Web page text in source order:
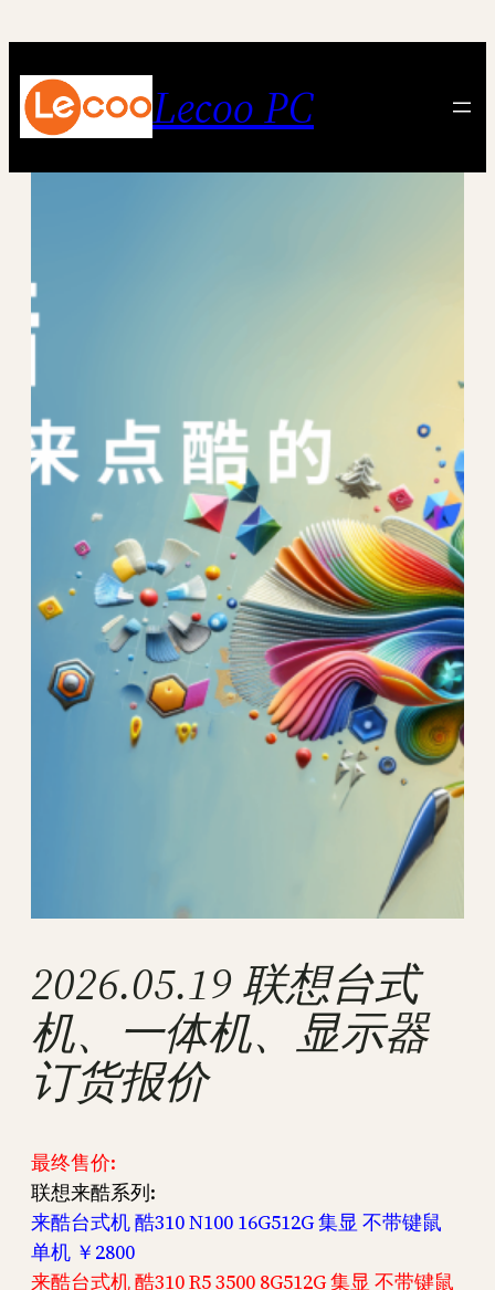
内
容
Lecoo PC
2026.05.19 联想台式
机、一体机、显示器
订货报价
最终售价:
联想来酷系列:
来酷台式机 酷310 N100 16G512G 集显 不带键鼠
单机 ￥2800
来酷台式机 酷310 R5 3500 8G512G 集显 不带键鼠